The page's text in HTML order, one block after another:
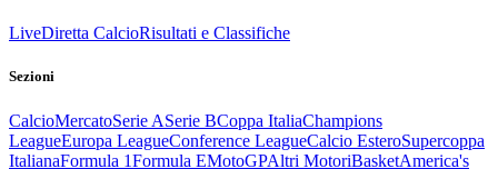
LiveDiretta CalcioRisultati e Classifiche
Sezioni
CalcioMercatoSerie ASerie BCoppa ItaliaChampions
LeagueEuropa LeagueConference LeagueCalcio EsteroSupercoppa
ItalianaFormula 1Formula EMotoGPAltri MotoriBasketAmerica's